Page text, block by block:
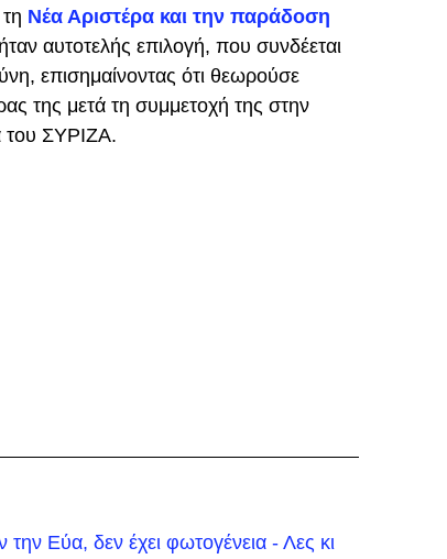
Νέα Αριστέρα και την παράδοση
αυτοτελής επιλογή, που συνδέεται
επισημαίνοντας ότι θεωρούσε
της μετά τη συμμετοχή της στην
του ΣΥΡΙΖΑ.
Εύα, δεν έχει φωτογένεια - Λες κι